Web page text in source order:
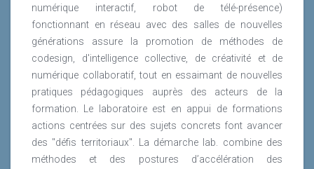
numérique interactif, robot de télé-présence)
fonctionnant en réseau avec des salles de nouvelles
générations assure la promotion de méthodes de
codesign, d'intelligence collective, de créativité et de
numérique collaboratif, tout en essaimant de nouvelles
pratiques pédagogiques auprès des acteurs de la
formation. Le laboratoire est en appui de formations
actions centrées sur des sujets concrets font avancer
des "défis territoriaux". La démarche lab. combine des
méthodes et des postures d’accélération des